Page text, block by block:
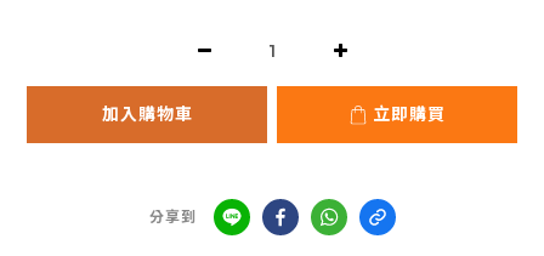
加入購物車 立即購買
分享到